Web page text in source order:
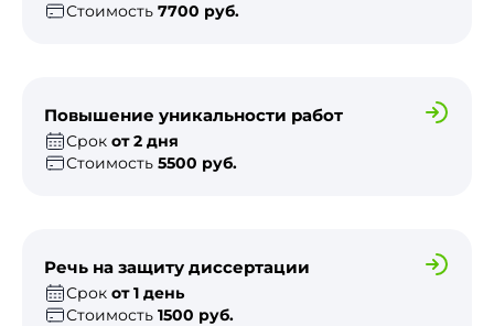
Стоимость 7700 руб.
Повышение уникальности работ
Срок от 2 дня
Стоимость 5500 руб.
Речь на защиту диссертации
Срок от 1 день
Стоимость 1500 руб.